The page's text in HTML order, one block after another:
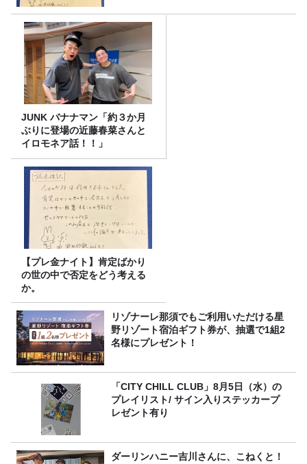
JUNK バナナマン「約３か月
ぶりに登場の近藤春菜さんと
イロモネア話！！」
【プレ金ナイト】肯定ばかり
の世の中で否定をどう考える
か。
リゾナーレ那須でもご利用いただける星
野リゾート宿泊ギフト券が、抽選で1組2
名様にプレゼント！
「CITY CHILL CLUB」8月5日（水）の
プレイリスト/ サイン入りステッカープ
レゼント有り
ダーリンハニー吉川さんに、こねくと！